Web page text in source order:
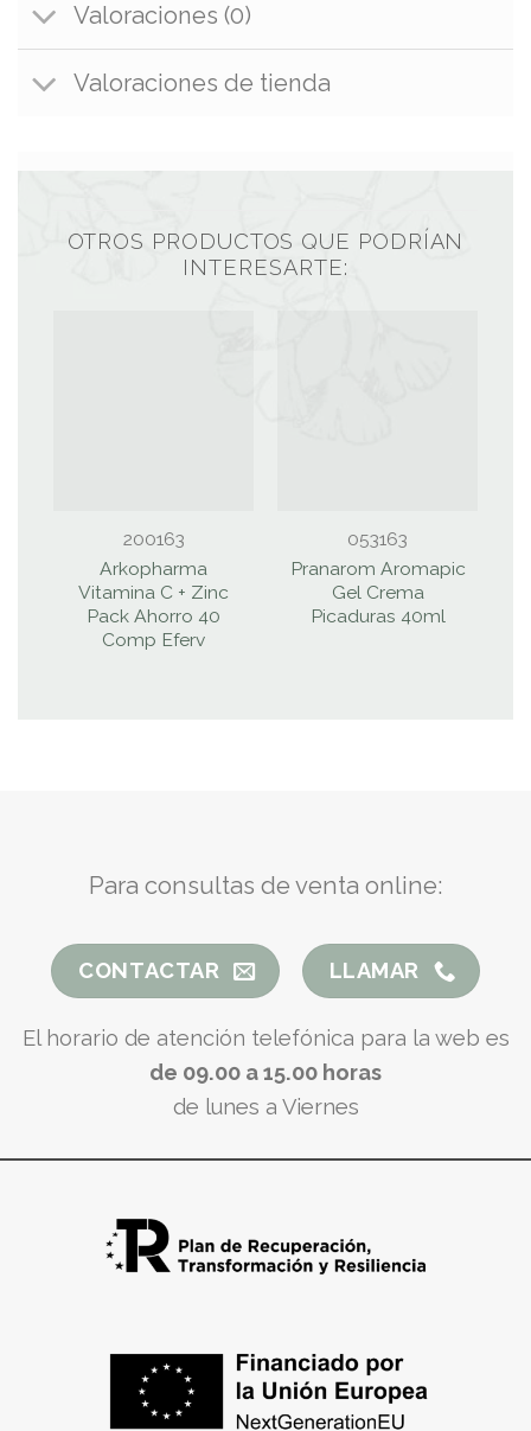
Valoraciones (0)
Valoraciones de tienda
OTROS PRODUCTOS QUE PODRÍAN
INTERESARTE:
200163
Arkopharma
Vitamina C + Zinc
Pack Ahorro 40
Comp Eferv
053163
Pranarom Aromapic
Gel Crema
Picaduras 40ml
Para consultas de venta online:
CONTACTAR LLAMAR
El horario de atención telefónica para la web es
de 09.00 a 15.00 horas
de lunes a Viernes